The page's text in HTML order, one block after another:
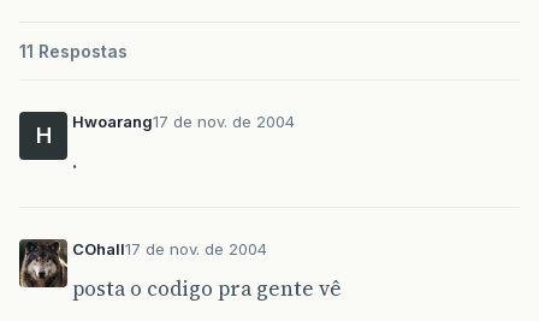
11 Respostas
H
Hwoarang17 de nov. de 2004
.
COhall17 de nov. de 2004
posta o codigo pra gente vê